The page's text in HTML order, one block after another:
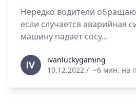
Нередко водители
если случается аварийная
машину падает сосу...
ivanluckygaming
ivanluckygaming
10.12.2022 / ~6 мин. на